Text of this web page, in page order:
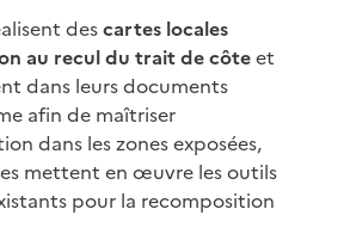
descartes locales
au recul du trait de côteet
dans leurs documents
afin de maîtriser
dans les zones exposées,
mettent en œuvre les outils
pour la recomposition